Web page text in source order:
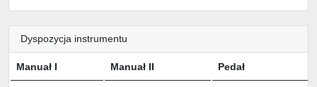
Dyspozycja instrumentu
Manuał I Manuał II Pedał